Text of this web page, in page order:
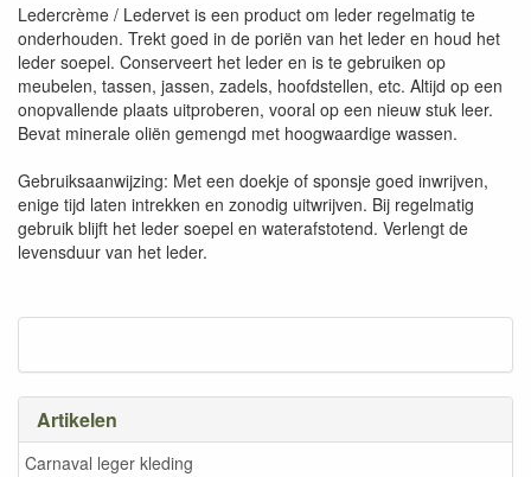
Artikelen
Carnaval leger kleding
Ledercrème / Ledervet is een product om leder regelmatig te
onderhouden. Trekt goed in de poriën van het leder en houd het
leder soepel. Conserveert het leder en is te gebruiken op
meubelen, tassen, jassen, zadels, hoofdstellen, etc. Altijd op een
onopvallende plaats uitproberen, vooral op een nieuw stuk leer.
Bevat minerale oliën gemengd met hoogwaardige wassen.
Gebruiksaanwijzing: Met een doekje of sponsje goed inwrijven,
enige tijd laten intrekken en zonodig uitwrijven. Bij regelmatig
gebruik blijft het leder soepel en waterafstotend. Verlengt de
levensduur van het leder.